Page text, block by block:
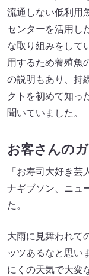
流通しない低利用
センターを活用し
な取り組みをして
用するため養殖魚
の説明もあり、持
クトを初めて知っ
聞いていました。
お客さんの
「お寿司大好き
ナギブソン、ニュ
た。
大雨に見舞われて
ッツあるなと思い
にくの天気で大変